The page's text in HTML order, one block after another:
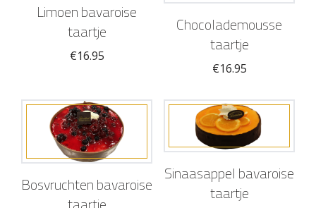
Limoen bavaroise
taartje
€16.95
Chocolademousse
taartje
€16.95
Bosvruchten bavaroise
Sinaasappel bavaroise
taartje